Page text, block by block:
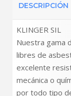
DESCRIPCIÓN
KLINGER SIL
Nuestra gama
libres de
excelente
mecánica o
por todo tipo